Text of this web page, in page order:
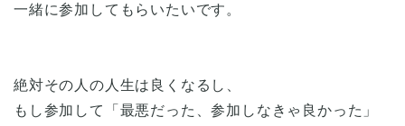
一緒に参加してもらいたいです。
絶対その人の人生は良くなるし、
もし参加して「最悪だった、参加しなきゃ良かった」